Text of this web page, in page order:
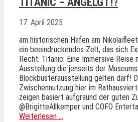
17. April 2025
am historischen Hafen am
ein beeindruckendes Zelt, das sich
Recht. Titanic: Eine Immersive Reise
Ausstellung die jenseits der
Blockbusterausstellung gelten darf!
Zwischennutzung hier im
zeigen basiert aufgraund der guten
@BrigitteAllkemper und COFO
Weiterlesen …